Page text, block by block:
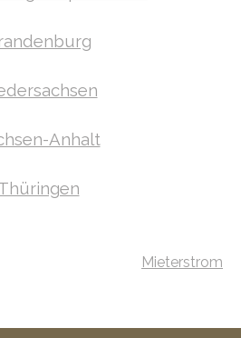
Anhalt
Mieterstrom